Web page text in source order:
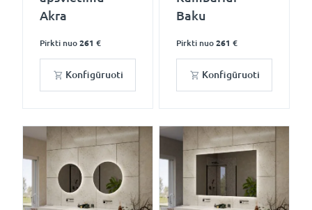
Akra
Pirkti nuo 261 €
Konfigūruoti
Baku
Pirkti nuo 261 €
Konfigūruoti